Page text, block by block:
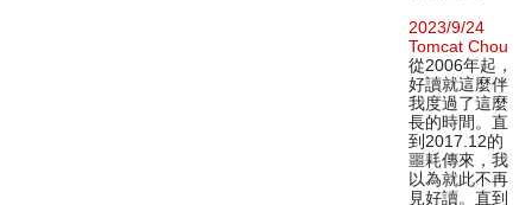
2023/9/24
Tomcat Chou
從2006年起，
好讀就這麼伴
我度過了這麼
長的時間。直
到2017.12的
噩耗傳來，我
以為就此不再
見好讀。直到